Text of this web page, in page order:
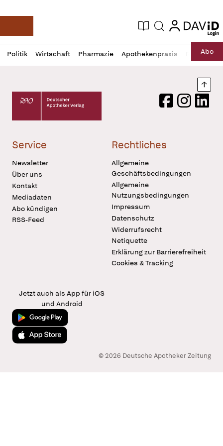
Deutsche Apotheker Zeitung
Aktuelle Ausgabe
Suche login
login
Politik Wirtschaft Pharmazie Apothekenpraxis RechtAbo
Profil
öffnen
Daz
Pur
Deutscher Apotheker Verlag Logo
FacebookInstagram
Service
Newsletter
Über uns
Kontakt
Mediadaten
Abo kündigen
RSS-Feed
Rechtliches
Allgemeine
Geschäftsbedingungen
Allgemeine
Nutzungsbedingungen
Impressum
Datenschutz
Widerrufsrecht
Netiquette
Erklärung zur Barrierefreiheit
Cookies & Tracking
Jetzt auch als App für iOS
und Android
Jetzt bei Google Play
Laden im App Store
© 2026 Deutsche Apotheker Zeitung